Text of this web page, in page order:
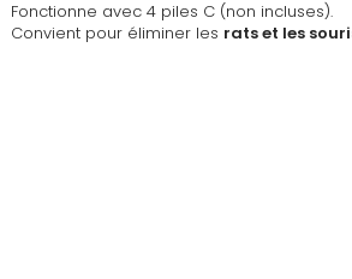
Fonctionne avec 4 piles C (non incluses).
Convient pour éliminer les rats et les